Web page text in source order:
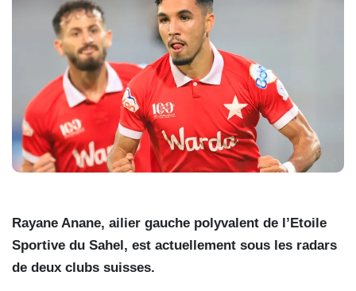
Rayane Anane, ailier gauche polyvalent de l’Etoile
Sportive du Sahel, est actuellement sous les radars
de deux clubs suisses.